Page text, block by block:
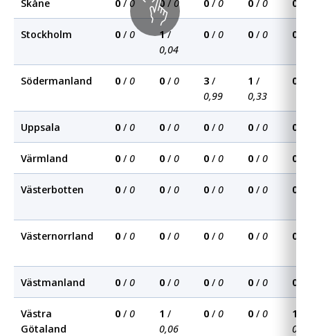
Skåne 0 / 0 0 / 0 0 / 0 0 / 0 0
Stockholm 0 / 0 1/
0,04
0 / 0 0 / 0 0
Södermanland 0 / 0 0 / 0 3 /
0,99
1 /
0,33
0
Uppsala 0 / 0 0 / 0 0 / 0 0 / 0 0
Värmland 0 / 0 0 / 0 0 / 0 0 / 0 0
Västerbotten 0 / 0 0 / 0 0 / 0 0 / 0 0
Västernorrland 0 / 0 0 / 0 0 / 0 0 / 0 0
Västmanland 0 / 0 0 / 0 0 / 0 0 / 0 0
Västra
Götaland
0 / 0 1 /
0,06
0 / 0 0 / 0 1